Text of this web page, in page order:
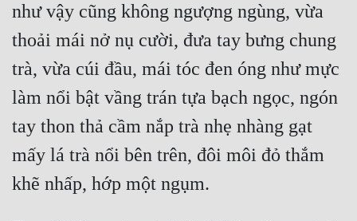
Học Đường
Kiếm Hiệp
Kỳ Huyễn
như vậy cũng không ngượng ngùng, vừa
thoải mái nở nụ cười, đưa tay bưng chung
trà, vừa cúi đầu, mái tóc đen óng như mực
làm nổi bật vầng trán tựa bạch ngọc, ngón
tay thon thả cầm nắp trà nhẹ nhàng gạt
mấy lá trà nổi bên trên, đôi môi đỏ thắm